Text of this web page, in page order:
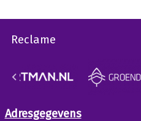
Reclame
Adresgegevens